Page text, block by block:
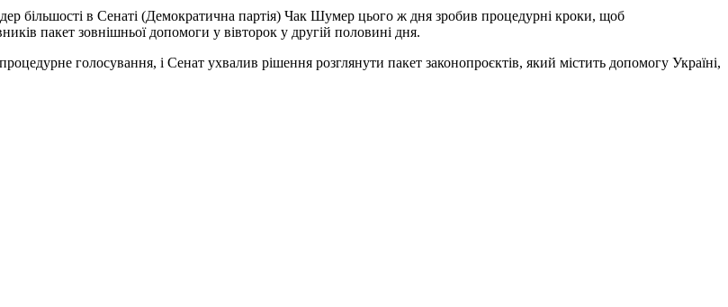
більшості в Сенаті (Демократична партія) Чак Шумер цього ж дня зробив процедурні кроки, щоб
пакет зовнішньої допомоги у вівторок у другій половині дня.
голосування, і Сенат ухвалив рішення розглянути пакет законопроєктів, який містить допомогу Україні,